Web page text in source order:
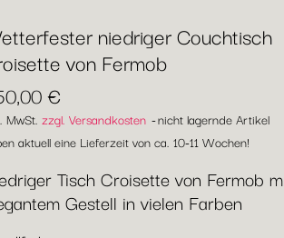
niedriger Couchtisch
von Fermob
€
MwSt. zzgl. Versandkosten nicht lagernde Artikel
aktuell eine Lieferzeit von ca. 10-11 Wochen!
Tisch Croisette von Fermob
Gestell in vielen Farben